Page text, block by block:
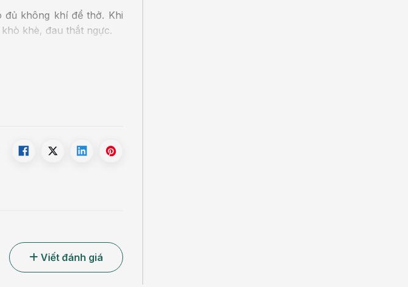
đủ không khí để thở. Khi
khè, đau thắt ngực.
nhiên, triệu chứng này
Viết đánh giá